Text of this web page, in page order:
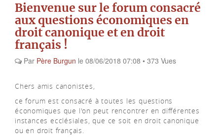
Bienvenue sur le forum consacré
aux questions économiques en
droit canonique et en droit
français !
Par Père Burgun le 08/06/2018 07:08 • 373 Vues
Chers amis canonistes,
ce forum est consacré à toutes les questions
économiques que l'on peut rencontrer en différentes
instances ecclésiales, que ce soit en droit canonique
ou en droit français.